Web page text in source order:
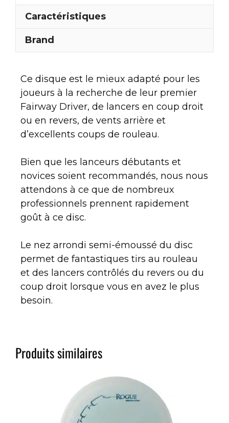
Caractéristiques
Brand
Ce disque est le mieux adapté pour les
joueurs à la recherche de leur premier
Fairway Driver, de lancers en coup droit
ou en revers, de vents arrière et
d’excellents coups de rouleau.
Bien que les lanceurs débutants et
novices soient recommandés, nous nous
attendons à ce que de nombreux
professionnels prennent rapidement
goût à ce disc.
Le nez arrondi semi-émoussé du disc
permet de fantastiques tirs au rouleau
et des lancers contrôlés du revers ou du
coup droit lorsque vous en avez le plus
besoin.
Produits similaires